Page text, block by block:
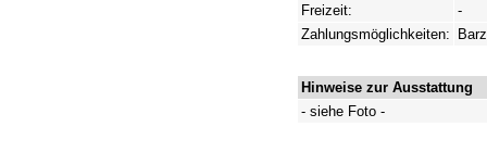
Freizeit:
-
Zahlungsmöglichkeiten:
Hinweise zur Ausstattung
- siehe Foto -